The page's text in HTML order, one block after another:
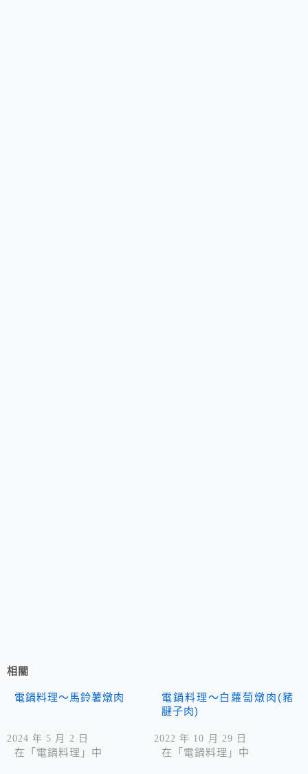
相關
電鍋料理～馬鈴薯燉肉
2024 年 5 月 2 日
在「電鍋料理」中
電鍋料理～白蘿蔔燉肉(豬
腱子肉)
2022 年 10 月 29 日
在「電鍋料理」中